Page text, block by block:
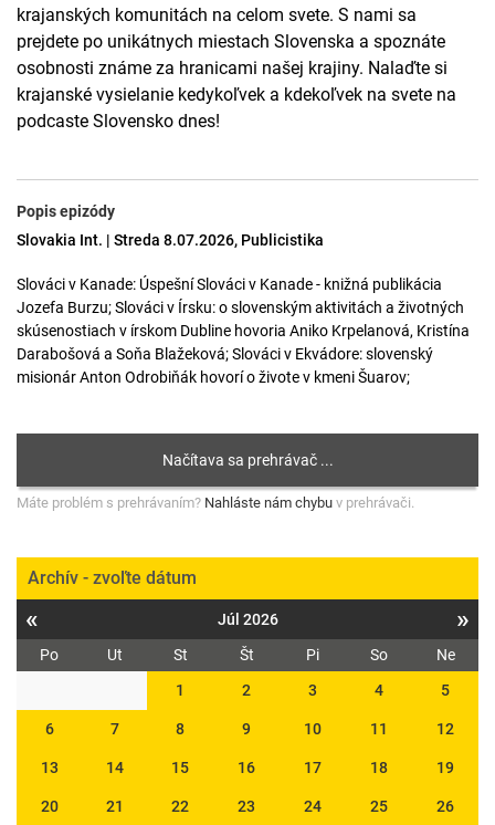
krajanských komunitách na celom svete. S nami sa
prejdete po unikátnych miestach Slovenska a spoznáte
osobnosti známe za hranicami našej krajiny. Nalaďte si
krajanské vysielanie kedykoľvek a kdekoľvek na svete na
podcaste Slovensko dnes!
Popis epizódy
Slovakia Int. | Streda 8.07.2026, Publicistika
Slováci v Kanade: Úspešní Slováci v Kanade - knižná publikácia
Jozefa Burzu; Slováci v Írsku: o slovenským aktivitách a životných
skúsenostiach v írskom Dubline hovoria Aniko Krpelanová, Kristína
Darabošová a Soňa Blažeková; Slováci v Ekvádore: slovenský
misionár Anton Odrobiňák hovorí o živote v kmeni Šuarov;
Máte problém s prehrávaním? Nahláste nám chybu v prehrávači.
Archív - zvoľte dátum
« Júl 2026 »
Po Ut St Št Pi So
Ne
1
2 3 4 5
6 7 8 9 10 11 12
13 14 15 16 17 18 19
20 21 22 23 24 25 26